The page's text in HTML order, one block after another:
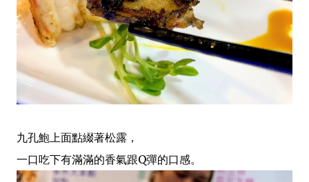
九孔鮑上面點綴著松露，
一口吃下有滿滿的香氣跟Q彈的口感。